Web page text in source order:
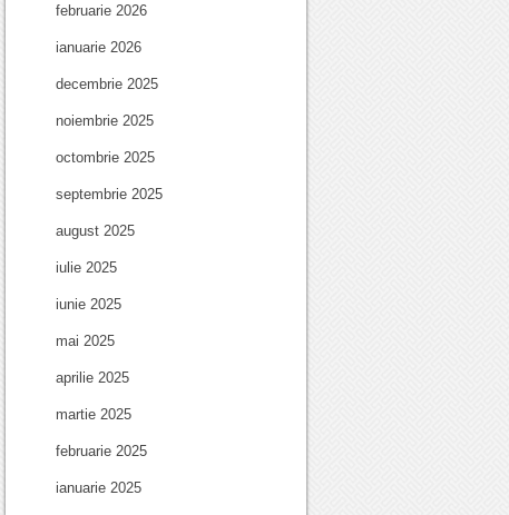
februarie 2026
ianuarie 2026
decembrie 2025
noiembrie 2025
octombrie 2025
septembrie 2025
august 2025
iulie 2025
iunie 2025
mai 2025
aprilie 2025
martie 2025
februarie 2025
ianuarie 2025